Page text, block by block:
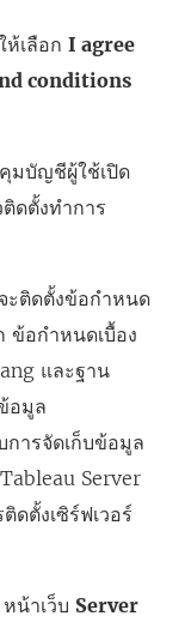
เลือก I agree
conditions
มบัญชีผู้ใช้เปิด
ติดตั้งทำการ
ะติดตั้งข้อกำหนด
ข้อกำหนดเบื้อง
และฐาน
อมูล
การจัดเก็บข้อมูล
Server
ดตั้งเซิร์ฟเวอร์
น้าเว็บ Server